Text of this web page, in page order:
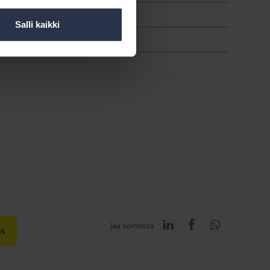
Salli kaikki
Jaa somessa